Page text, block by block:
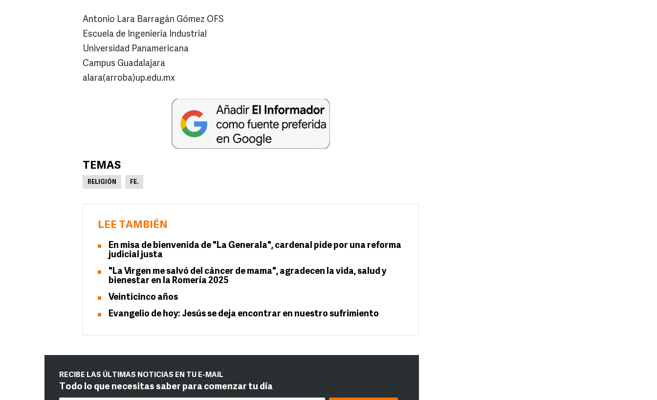
Antonio Lara Barragán Gómez OFS
Escuela de Ingeniería Industrial
Universidad Panamericana
Campus Guadalajara
alara(arroba)up.edu.mx
TEMAS
RELIGIÓN FE.
LEE TAMBIÉN
En misa de bienvenida de "La Generala", cardenal pide por una reforma
judicial justa
"La Virgen me salvó del cáncer de mama", agradecen la vida, salud y
bienestar en la Romería 2025
Veinticinco años
Evangelio de hoy: Jesús se deja encontrar en nuestro sufrimiento
RECIBE LAS ÚLTIMAS NOTICIAS EN TU E-MAIL
Todo lo que necesitas saber para comenzar tu día